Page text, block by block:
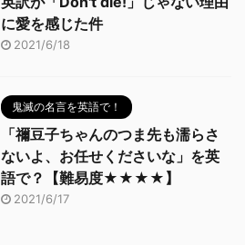
に愛を感じた件
2021/6/18
鬼滅の名言を英語で！
「禰豆子ちゃんのつま先も濡らさ
ないよ、お任せくださいな」を英
語で？【難易度★★★★】
2021/6/17